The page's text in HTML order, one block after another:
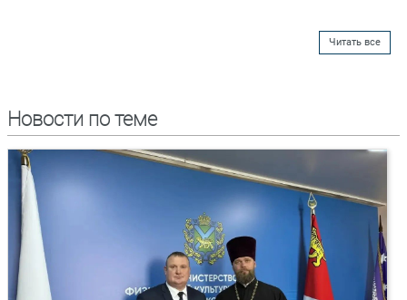
Читать все
Новости по теме